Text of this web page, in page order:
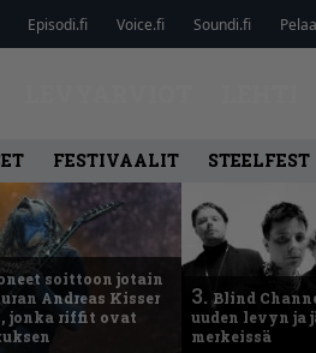
Episodi.fi Voice.fi Soundi.fi
FESTIVAALIT STEELFEST
soittoon jotain
Andreas Kisser
jonka riffit ovat
3.Blind
uuden levyn ja
merkeissä